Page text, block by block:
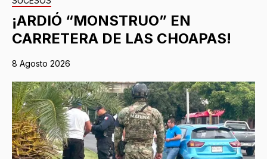
¡ARDIÓ “MONSTRUO” EN
CARRETERA DE LAS CHOAPAS!
8 Agosto 2026